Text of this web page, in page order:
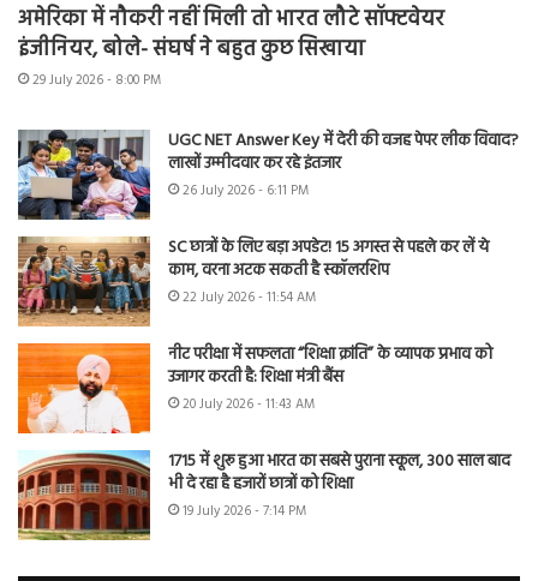
अमेरिका में नौकरी नहीं मिली तो भारत लौटे सॉफ्टवेयर
इंजीनियर, बोले- संघर्ष ने बहुत कुछ सिखाया
29 July 2026 - 8:00 PM
UGC NET Answer Key में देरी की वजह पेपर लीक विवाद?
लाखों उम्मीदवार कर रहे इंतजार
26 July 2026 - 6:11 PM
SC छात्रों के लिए बड़ा अपडेट! 15 अगस्त से पहले कर लें ये
काम, वरना अटक सकती है स्कॉलरशिप
22 July 2026 - 11:54 AM
नीट परीक्षा में सफलता “शिक्षा क्रांति” के व्यापक प्रभाव को
उजागर करती है: शिक्षा मंत्री बैंस
20 July 2026 - 11:43 AM
1715 में शुरू हुआ भारत का सबसे पुराना स्कूल, 300 साल बाद
भी दे रहा है हजारों छात्रों को शिक्षा
19 July 2026 - 7:14 PM